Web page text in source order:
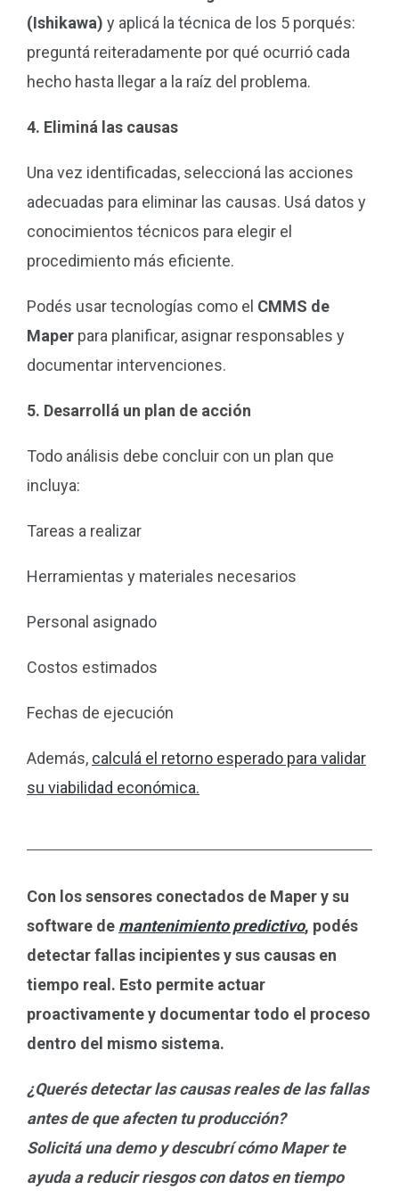
(Ishikawa) y aplicá la técnica de los 5 porqués:
preguntá reiteradamente por qué ocurrió cada
hecho hasta llegar a la raíz del problema.
4. Eliminá las causas
Una vez identificadas, seleccioná las acciones
adecuadas para eliminar las causas. Usá datos y
conocimientos técnicos para elegir el
procedimiento más eficiente.
Podés usar tecnologías como el CMMS de
Maper para planificar, asignar responsables y
documentar intervenciones.
5. Desarrollá un plan de acción
Todo análisis debe concluir con un plan que
incluya:
Tareas a realizar
Herramientas y materiales necesarios
Personal asignado
Costos estimados
Fechas de ejecución
Además, calculá el retorno esperado para validar
su viabilidad económica.
Con los sensores conectados de Maper y su
software de mantenimiento predictivo, podés
detectar fallas incipientes y sus causas en
tiempo real. Esto permite actuar
proactivamente y documentar todo el proceso
dentro del mismo sistema.
¿Querés detectar las causas reales de las fallas
antes de que afecten tu producción?
Solicitá una demo y descubrí cómo Maper te
ayuda a reducir riesgos con datos en tiempo